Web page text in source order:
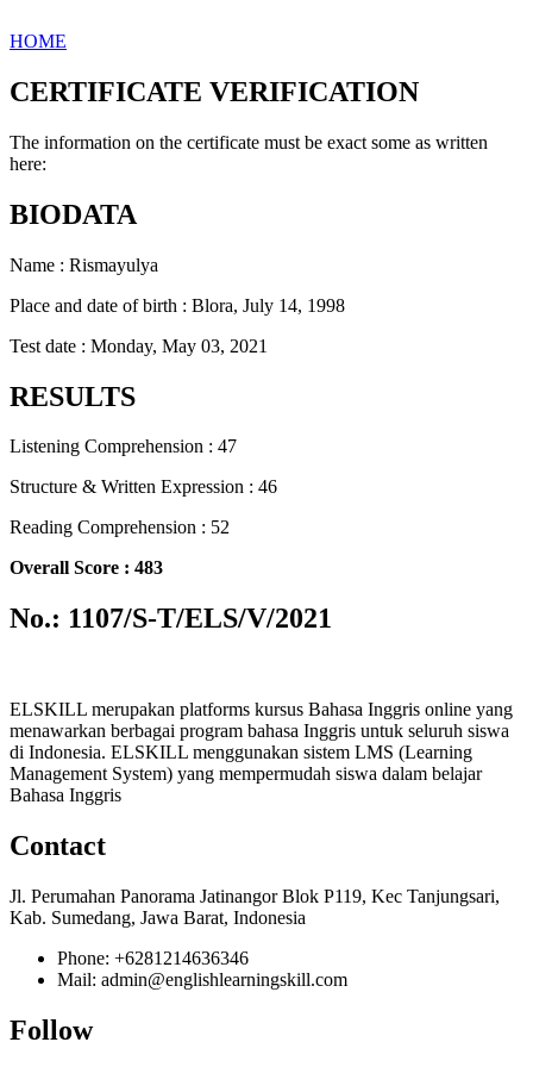
HOME
CERTIFICATE VERIFICATION
The information on the certificate must be exact some as written
here:
BIODATA
Name : Rismayulya
Place and date of birth : Blora, July 14, 1998
Test date : Monday, May 03, 2021
RESULTS
Listening Comprehension : 47
Structure & Written Expression : 46
Reading Comprehension : 52
Overall Score : 483
No.: 1107/S-T/ELS/V/2021
ELSKILL merupakan platforms kursus Bahasa Inggris online yang
menawarkan berbagai program bahasa Inggris untuk seluruh siswa
di Indonesia. ELSKILL menggunakan sistem LMS (Learning
Management System) yang mempermudah siswa dalam belajar
Bahasa Inggris
Contact
Jl. Perumahan Panorama Jatinangor Blok P119, Kec Tanjungsari,
Kab. Sumedang, Jawa Barat, Indonesia
Phone: +6281214636346
Mail: admin@englishlearningskill.com
Follow